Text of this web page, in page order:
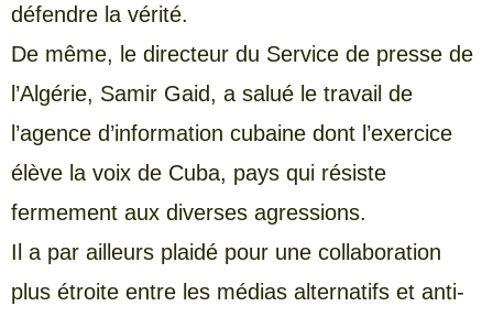
défendre la vérité.
De même, le directeur du Service de presse de
l’Algérie, Samir Gaid, a salué le travail de
l’agence d’information cubaine dont l’exercice
élève la voix de Cuba, pays qui résiste
fermement aux diverses agressions.
Il a par ailleurs plaidé pour une collaboration
plus étroite entre les médias alternatifs et anti-